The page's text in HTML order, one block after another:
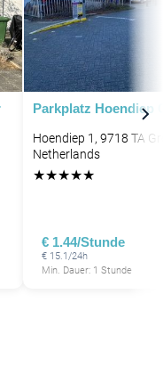
Parkplatz Hoendiep
Hoendiep 1, 9718 TA
Netherlands
★★★★★
€ 1.44/Stunde
€ 15.1/24h
Min. Dauer: 1 Stunde